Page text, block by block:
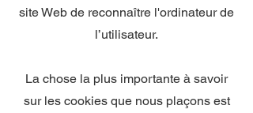
site Web de reconnaître l'ordinateur de
l’utilisateur.
La chose la plus importante à savoir
sur les cookies que nous plaçons est